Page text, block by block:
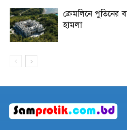
ক্রেমলিনে পুতিনের
হামলা